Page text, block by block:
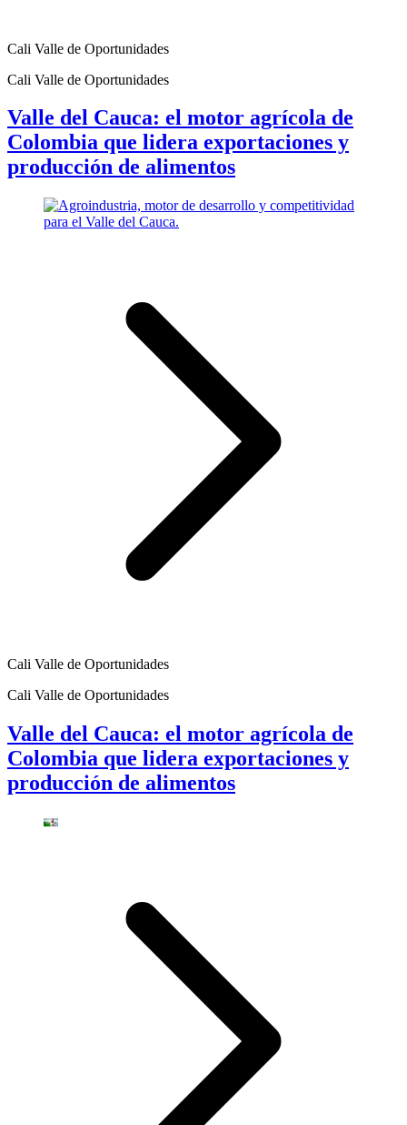
Cali Valle de Oportunidades
Cali Valle de Oportunidades
Valle del Cauca: el motor agrícola de
Colombia que lidera exportaciones y
producción de alimentos
Cali Valle de Oportunidades
Cali Valle de Oportunidades
Valle del Cauca: el motor agrícola de
Colombia que lidera exportaciones y
producción de alimentos